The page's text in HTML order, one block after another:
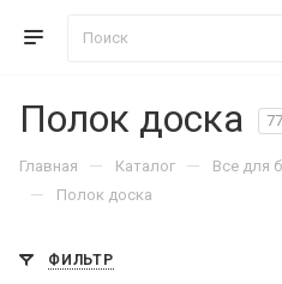
Полок доска 77
Главная — Каталог — Все для
— Полок доска
ФИЛЬТР